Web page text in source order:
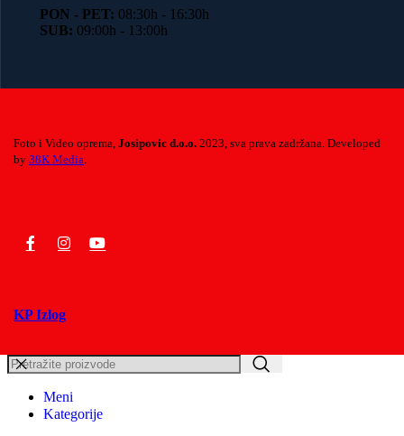
PON - PET: 08:30h - 16:30h
SUB: 09:00h - 13:00h
Foto i Video oprema, Josipovic d.o.o. 2023, sva prava zadržana. Developed
by 38K Media
KP Izlog
Meni
Kategorije